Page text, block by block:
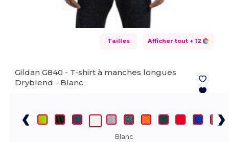
Tailles Afficher tout + 12
Gildan G840 - T-shirt à manches longues
Dryblend - Blanc
Blanc